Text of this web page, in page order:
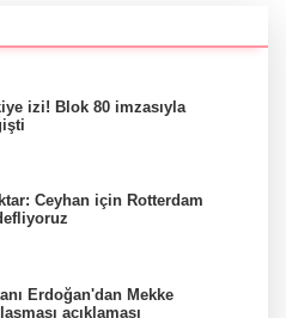
izi! Blok 80 imzasıyla
Ceyhan için Rotterdam
Erdoğan'dan Mekke
açıklaması